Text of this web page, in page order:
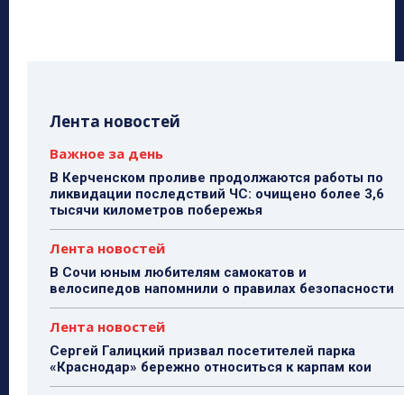
Лента новостей
Важное за день
В Керченском проливе продолжаются работы по
ликвидации последствий ЧС: очищено более 3,6
тысячи километров побережья
Лента новостей
В Сочи юным любителям самокатов и
велосипедов напомнили о правилах безопасности
Лента новостей
Сергей Галицкий призвал посетителей парка
«Краснодар» бережно относиться к карпам кои